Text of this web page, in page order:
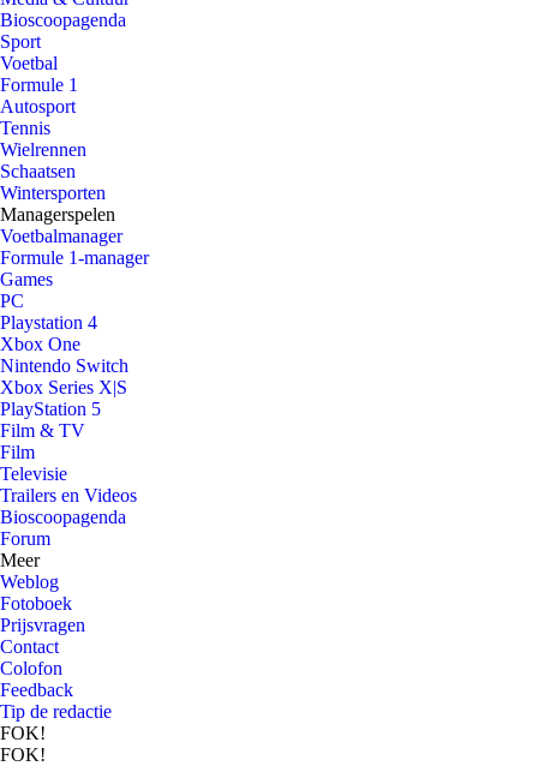
Bioscoopagenda
Sport
Voetbal
Formule 1
Autosport
Tennis
Wielrennen
Schaatsen
Wintersporten
Managerspelen
Voetbalmanager
Formule 1-manager
Games
PC
Playstation 4
Xbox One
Nintendo Switch
Xbox Series X|S
PlayStation 5
Film & TV
Film
Televisie
Trailers en Videos
Bioscoopagenda
Forum
Meer
Weblog
Fotoboek
Prijsvragen
Contact
Colofon
Feedback
Tip de redactie
FOK!
FOK!